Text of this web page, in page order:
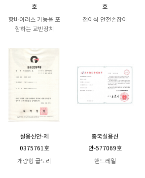
호
항바이러스 기능을 포
함하는 교반장치
호
접이식 안전손잡이
실용신안-제
0375761호
개량형 굽도리
중국실용신
안-577069호
핸드레일